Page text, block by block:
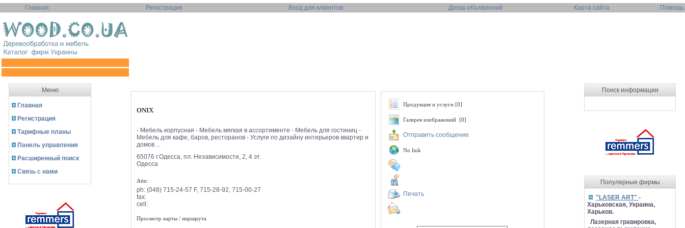
Главная Регистрация Вход для клиентов Доска объявлений Карта сайта Помощь
Меню
Главная
Регистрация
Тарифные планы
Панель управления
Расширенный поиск
Связь с нами
ONIX
- Мебель корпусная - Мебель мягкая в ассортименте - Мебель для гостиниц -
Мебель для кафе, баров, ресторанов - Услуги по дизайну интерьеров квартир и
домов ...
65076 г.Одесса, пл. Независимости, 2, 4 эт.
Одесса
Attn:
ph: (048) 715-24-57 F, 715-28-92, 715-00-27
fax:
cell:
Просмотр карты / маршрута
Продукция и услуги [0]
Галерея изображений [0]
Отправить сообщение
No link
Печать
Поиск информации
Популярные фирмы
"LASER ART" -
Харьковская, Украина,
Харьков.
Лазерная гравировка,